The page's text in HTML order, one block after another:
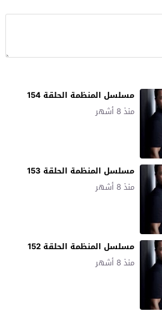
مسلسل المنظمة الحلقة 154
منذ 8 أشهر
مسلسل المنظمة الحلقة 153
منذ 8 أشهر
مسلسل المنظمة الحلقة 152
منذ 8 أشهر